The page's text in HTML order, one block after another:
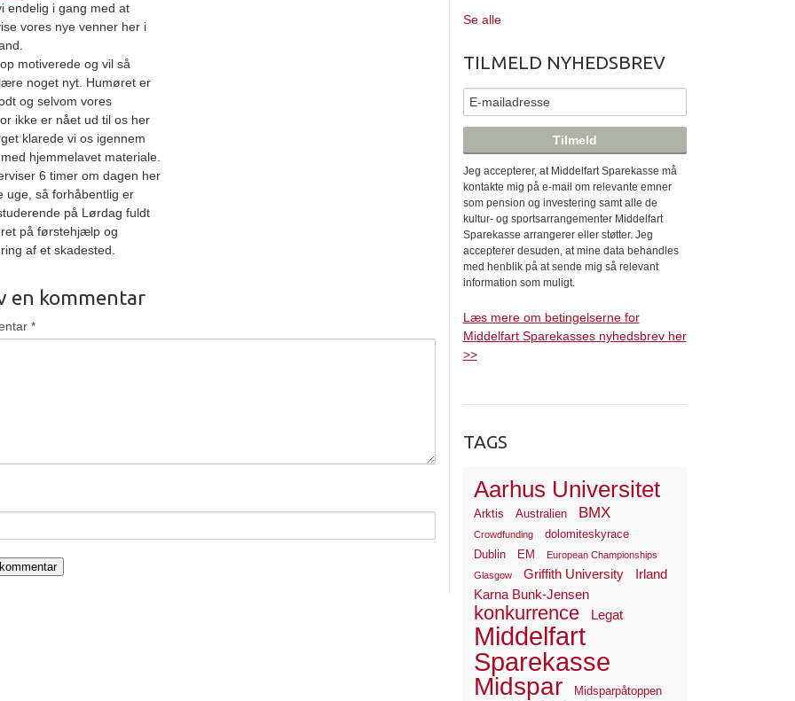
endelig i gang med at
vores nye venner her i
motiverede og vil så
noget nyt. Humøret er
og selvom vores
ikke er nået ud til os her
klarede vi os igennem
hjemmelavet materiale.
6 timer om dagen her
uge, så forhåbentlig er
på Lørdag fuldt
på førstehjælp og
af et skadested.
en kommentar
*
Se alle
TILMELD NYHEDSBREV
Jeg accepterer, at Middelfart Sparekasse må
kontakte mig på e-mail om relevante emner
som pension og investering samt alle de
kultur- og sportsarrangementer Middelfart
Sparekasse arrangerer eller støtter. Jeg
accepterer desuden, at mine data behandles
med henblik på at sende mig så relevant
information som muligt.
Læs mere om betingelserne for
Middelfart Sparekasses nyhedsbrev her
>>
TAGS
Aarhus Universitet
Arktis Australien BMX
Crowdfunding
dolomiteskyrace
Dublin
EM
European Championships
Glasgow
Griffith University
Irland
Karna Bunk-Jensen
konkurrence Legat
Middelfart
Sparekasse
Midspar Midsparpåtoppen